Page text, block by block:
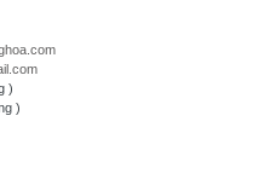
)
)